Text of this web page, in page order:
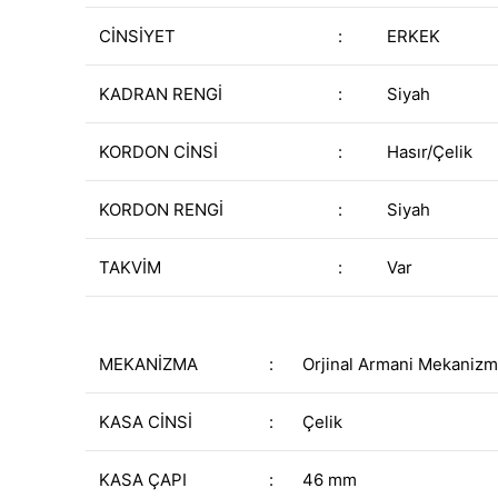
CİNSİYET : ERKEK
KADRAN RENGİ : Siyah
KORDON CİNSİ : Hasır/Çelik
KORDON RENGİ : Siyah
TAKVİM : Var
MEKANİZMA : Orjinal Armani
KASA CİNSİ : Çelik
KASA ÇAPI : 46 mm